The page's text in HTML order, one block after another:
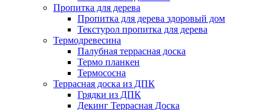
Пропитка для дерева
Пропитка для дерева здоровый дом
Текстурол пропитка для дерева
Термодревесина
Палубная террасная доска
Термо планкен
Термососна
Террасная доска из ДПК
Грядки из ДПК
Декинг Террасная Доска